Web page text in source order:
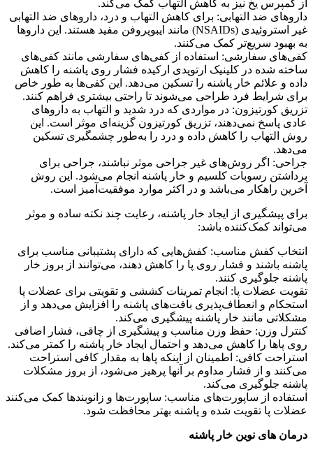
از کمپرس یخ نیز به کاهش التهاب کمک می‌کند.
داروهای ضد التهابی: برای کاهش التهاب و درد، داروهای ضد التهابی
غیر استروئیدی (NSAIDs) مانند ایبوپروفن مفید هستند. این داروها
به بهبود سریع‌تر کمک می‌کنند.
کفی‌های سفارشی: استفاده از کفی‌های سفارشی مانند کفی‌های
ساخته شده در کلینیک ارتوپدی ارکیده فشار روی پاشنه را کاهش
داده و علائم خار پاشنه را تسکین می‌دهد. این کفی‌ها به طور خاص
برای شرایط فرد طراحی می‌شوند تا راحتی بیشتری فراهم کنند.
تزریق کورتیزون: در مواردی که درد شدید و التهاب به داروهای
عادی پاسخ نمی‌دهند، تزریق کورتیزون گزینه‌ای موثر است. این
روش التهاب را کاهش داده و درد را به‌طور چشمگیری تسکین
می‌دهد.
جراحی: اگر روش‌های غیر جراحی موثر نباشند، جراحی برای
برداشتن رسوبات کلسیم و خار پاشنه انجام می‌شود. این روش
آخرین راهکار می‌باشد و در اکثر موارد موفقیت‌آمیز است.
برای پیشگیری از ایجاد خار پاشنه، رعایت چند نکته ساده و موثر
می‌تواند کمک‌کننده باشد:
انتخاب کفش مناسب: کفش‌هایی که دارای پشتیبانی مناسب برای
پاشنه باشند و فشار روی پا را کاهش دهند، می‌توانند از بروز خار
پاشنه جلوگیری کنند.
تقویت عضلات پا: انجام تمرینات کششی و تقویتی برای عضلات پا
استحکام و انعطاف‌پذیری بافت‌های پاشنه را افزایش می‌دهد و از
مشکلاتی مانند خار پاشنه پیشگیری می‌کند.
کنترل وزن: حفظ وزن مناسب و پیشگیری از چاقی، فشار اضافی
روی پاها را کاهش می‌دهد و احتمال ایجاد خار پاشنه را کمتر می‌کند.
استراحت کافی: اطمینان از اینکه پاها به مقدار کافی استراحت
می‌کنند و از فشار مداوم بر آنها پرهیز می‌شود، از بروز مشکلات
پاشنه جلوگیری می‌کند.
استفاده از ساپورت‌های مناسب: ساپورت‌ها و زانوبندها کمک می‌کنند
عضلات پا تقویت شده و پاشنه بهتر محافظت شود.
درمان ‌های نوین خار پاشنه